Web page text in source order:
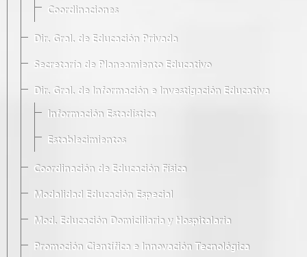
Coordinaciones
Dir. Gral. de Educación Privada
Secretaría de Planeamiento Educativo
Dir. Gral. de Información e Investigación Educativa
Información Estadística
Establecimientos
Coordinación de Educación Física
Modalidad Educación Especial
Mod. Educación Domiciliaria y Hospitalaria
Promoción Científica e Innovación Tecnológica